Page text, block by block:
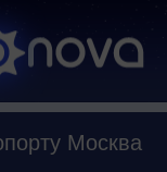
Москва